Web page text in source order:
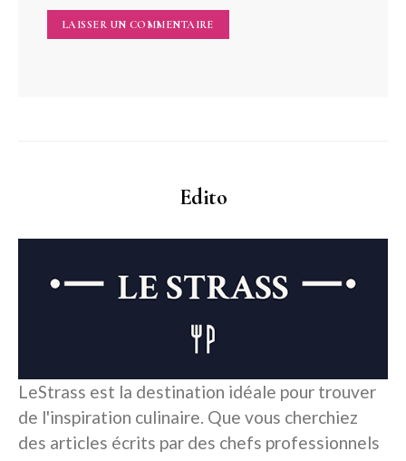
Edito
LeStrass est la destination idéale pour trouver
de l'inspiration culinaire. Que vous cherchiez
des articles écrits par des chefs professionnels